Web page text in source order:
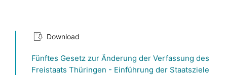
Download
Fünftes Gesetz zur Änderung der Verfassung des
Freistaats Thüringen - Einführung der Staatsziele